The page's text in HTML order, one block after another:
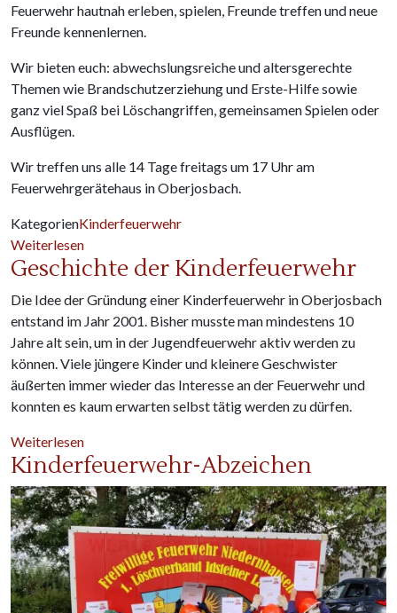
Feuerwehr hautnah erleben, spielen, Freunde treffen und neue
Freunde kennenlernen.
Wir bieten euch: abwechslungsreiche und altersgerechte
Themen wie Brandschutzerziehung und Erste-Hilfe sowie
ganz viel Spaß bei Löschangriffen, gemeinsamen Spielen oder
Ausflügen.
Wir treffen uns alle 14 Tage freitags um 17 Uhr am
Feuerwehrgerätehaus in Oberjosbach.
KategorienKinderfeuerwehr
Weiterlesenüber Kinderfeuerwehr sucht neue Mitglieder!
Geschichte der Kinderfeuerwehr
Die Idee der Gründung einer Kinderfeuerwehr in Oberjosbach
entstand im Jahr 2001. Bisher musste man mindestens 10
Jahre alt sein, um in der Jugendfeuerwehr aktiv werden zu
können. Viele jüngere Kinder und kleinere Geschwister
äußerten immer wieder das Interesse an der Feuerwehr und
konnten es kaum erwarten selbst tätig werden zu dürfen.
Weiterlesenüber Geschichte der Kinderfeuerwehr
Kinderfeuerwehr-Abzeichen
Image